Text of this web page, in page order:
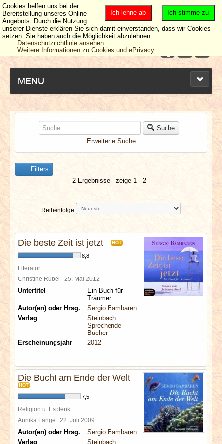
MENU
NEUESTE ARTIKEL
NEWS & DATES
BERICHTE
VERLOSUNGEN
SPECIALS
REDAKTION
LINKS
Suche
Erweiterte Suche
Filters
2 Ergebnisse - zeige 1 - 2
Reihenfolge
Die beste Zeit ist jetzt HOT
8,8
Literatur
Christine Rubel 25. Mai 2012
Untertitel
Ein Buch für
Träumer
Autor(en) oder Hrsg.
Sergio Bambaren
Verlag
Steinbach
Sprechende
Bücher
Erscheinungsjahr
2012
Die Bucht am Ende der Welt
HOT
7,5
Religion u. Esoterik
Annika Lange 22. Juli 2009
Autor(en) oder Hrsg.
Sergio Bambaren
Verlag
Steinbach
Ich stimme zu
Ich lehne ab
Cookies helfen uns bei der
Bereitstellung unseres Online-
Angebots. Durch die Nutzung
unserer Dienste erklären Sie sich damit einverstanden, dass wir Cookies
setzen. Sie haben auch die Möglichkeit abzulehnen.
Datenschutzrichtlinie ansehen
Weitere Informationen zu Cookies und ePrivacy